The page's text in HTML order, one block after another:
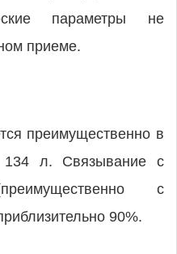
параметры не
приеме.
преимущественно в
л. Связывание с
с
90%.